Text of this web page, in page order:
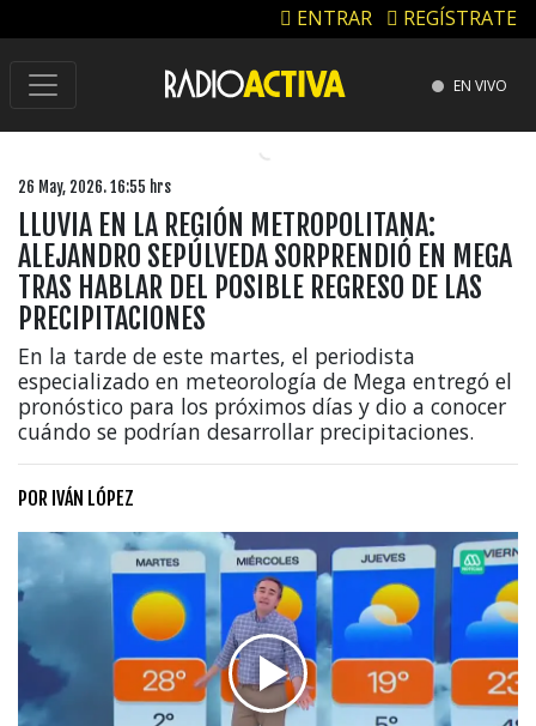
ENTRAR REGÍSTRATE
EN VIVO
26 May, 2026. 16:55 hrs
LLUVIA EN LA REGIÓN METROPOLITANA:
ALEJANDRO SEPÚLVEDA SORPRENDIÓ EN MEGA
TRAS HABLAR DEL POSIBLE REGRESO DE LAS
PRECIPITACIONES
En la tarde de este martes, el periodista
especializado en meteorología de Mega entregó el
pronóstico para los próximos días y dio a conocer
cuándo se podrían desarrollar precipitaciones.
POR IVÁN LÓPEZ